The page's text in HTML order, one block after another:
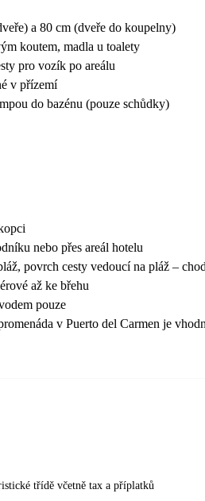
a 80 cm (dveře do koupelny)
koutem, madla u toalety
pro vozík po areálu
v přízemí
do bazénu (pouze schůdky)
nebo přes areál hotelu
povrch cesty vedoucí na pláž –
až ke břehu
pouze
v Puerto del Carmen je
třídě včetně tax a příplatků